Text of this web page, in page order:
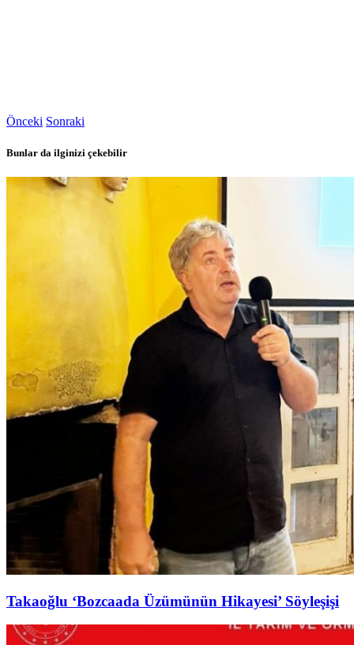
Önceki Sonraki
Bunlar da ilginizi çekebilir
Takaoğlu ‘Bozcaada Üzümünün Hikayesi’ Söyleşişi